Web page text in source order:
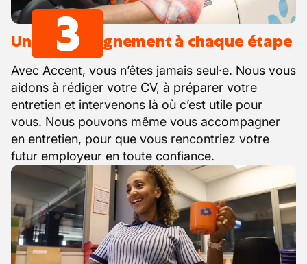
Un accompagnement à chaque étape
Avec Accent, vous n’êtes jamais seul·e. Nous vous
aidons à rédiger votre CV, à préparer votre
entretien et intervenons là où c’est utile pour
vous. Nous pouvons même vous accompagner
en entretien, pour que vous rencontriez votre
futur employeur en toute confiance.
3